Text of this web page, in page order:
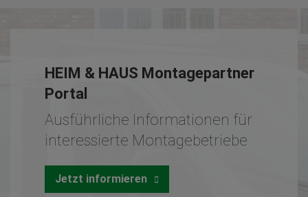
HEIM & HAUS Montagepartner
Portal
Ausführliche Informationen für
interessierte Montagebetriebe
Jetzt informieren